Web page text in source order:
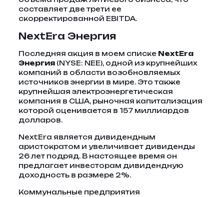
составляет две трети ее
скорректированной EBITDA.
NextEra Энергия
Последняя акция в моем списке NextEra
Энергия (NYSE: NEE), одной из крупнейших
компаний в области возобновляемых
источников энергии в мире. Это также
крупнейшая электроэнергетическая
компания в США, рыночная капитализация
которой оценивается в 157 миллиардов
долларов.
NextEra является дивидендным
аристократом и увеличивает дивиденды
26 лет подряд. В настоящее время он
предлагает инвесторам дивидендную
доходность в размере 2%.
Коммунальные предприятия